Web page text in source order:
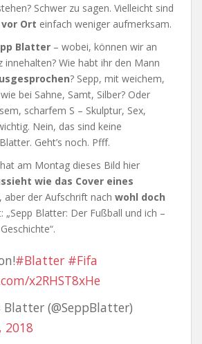
Schwer zu sagen. Vielleicht sind
Ort einfach weniger aufmerksam.
Blatter– wobei, können wir an
innehalten? Wie habt ihr den Mann
? Sepp, mit weichem,
bei Sahne, Samt, Silber? Oder
scharfem S – Skulptur, Sex,
Nein, das sind keine
Geht’s noch. Pfff.
am Montag dieses Bild hier
wie das Cover eines
, aber der Aufschrift nach wohl doch
„Sepp Blatter: Der Fußball und ich –
#Blatter #Fifa
x2RHST8xHe
Blatter (@SeppBlatter)
2018